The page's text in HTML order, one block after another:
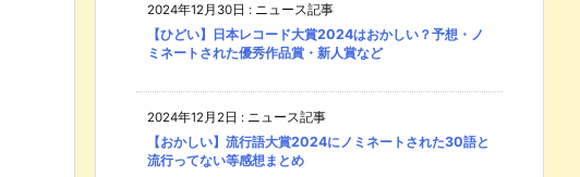
2024年12月30日 : ニュース記事
【ひどい】日本レコード大賞2024はおかしい？予想・ノ
ミネートされた優秀作品賞・新人賞など
2024年12月2日 : ニュース記事
【おかしい】流行語大賞2024にノミネートされた30語と
流行ってない等感想まとめ